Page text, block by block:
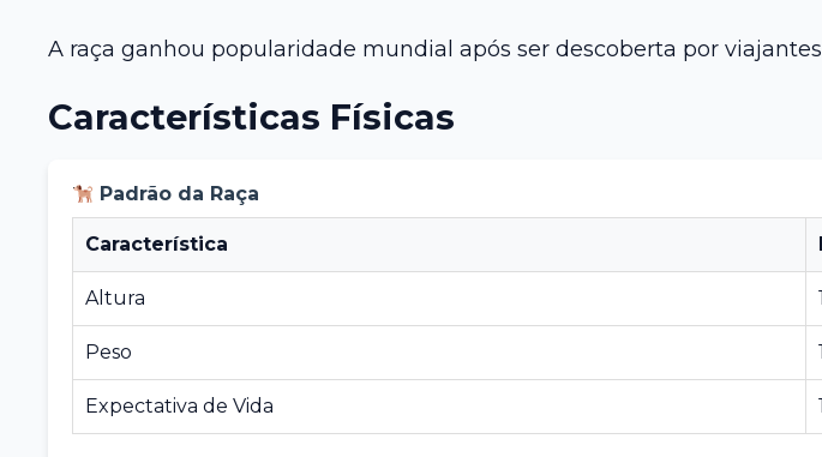
A raça ganhou popularidade mundial após ser descoberta por
Características Físicas
Padrão da Raça
Característica
Altura
Peso
Expectativa de Vida